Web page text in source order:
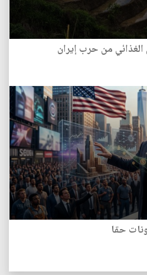
الغذائي من حرب إيران
حقا